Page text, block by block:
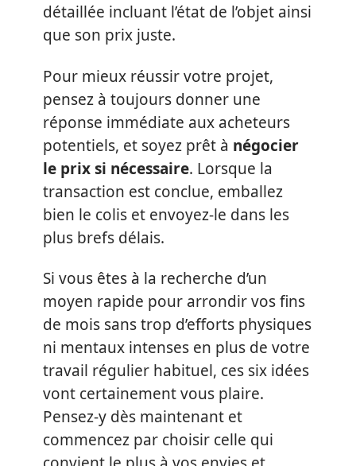
détaillée incluant l’état de l’objet ainsi
que son prix juste.
Pour mieux réussir votre projet,
pensez à toujours donner une
réponse immédiate aux acheteurs
potentiels, et soyez prêt à négocier
le prix si nécessaire. Lorsque la
transaction est conclue, emballez
bien le colis et envoyez-le dans les
plus brefs délais.
Si vous êtes à la recherche d’un
moyen rapide pour arrondir vos fins
de mois sans trop d’efforts physiques
ni mentaux intenses en plus de votre
travail régulier habituel, ces six idées
vont certainement vous plaire.
Pensez-y dès maintenant et
commencez par choisir celle qui